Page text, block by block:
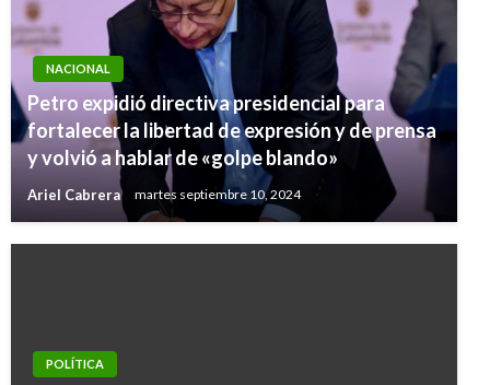
NACIONAL
Petro expidió directiva presidencial para
fortalecer la libertad de expresión y de prensa
y volvió a hablar de «golpe blando»
Ariel Cabrera martes septiembre 10, 2024
POLÍTICA